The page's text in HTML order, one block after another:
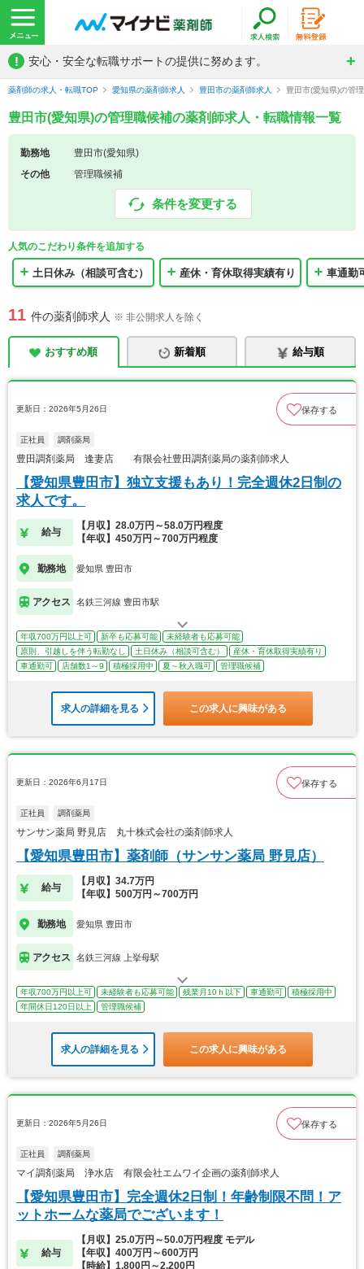
! 安心・安全な転職サポートの提供に努めます。
薬剤師の求人・転職TOP 愛知県の薬剤師求人 豊田市の薬剤師求人 豊田市(愛知県)の管
豊田市(愛知県)の管理職候補の薬剤師求人・転職情報一覧
勤務地
豊田市(愛知県)
その他
管理職候補
条件を変更する
人気のこだわり条件を追加する
土日休み（相談可含む） 産休・育休取得実績有り 車通勤
11 件の薬剤師求人 ※ 非公開求人を除く
おすすめ順 新着順 給与順
更新日：2026年5月26日 保存する
正社員 調剤薬局
豊田調剤薬局 逢妻店 有限会社豊田調剤薬局の薬剤師求人
【愛知県豊田市】独立支援もあり！完全週休2日制の
求人です。
給与
【月収】28.0万円～58.0万円程度
【年収】450万円～700万円程度
勤務地 愛知県 豊田市
アクセス 名鉄三河線 豊田市駅
年収700万円以上可 新卒も応募可能
未経験者も応募可能
原則、引越しを伴う転勤なし
土日休み（相談可含む）
産休・育休取得実績有り
車通勤可
店舗数1～9 積極採用中 夏～秋入職可 管理職候補
求人の詳細を見る この求人に興味がある
更新日：2026年6月17日 保存する
正社員 調剤薬局
サンサン薬局 野見店 丸十株式会社の薬剤師求人
【愛知県豊田市】薬剤師（サンサン薬局 野見店）
給与
【月収】34.7万円
【年収】500万円～700万円
勤務地 愛知県 豊田市
アクセス 名鉄三河線 上挙母駅
年収700万円以上可 未経験者も応募可能 残業月10ｈ以下 車通勤可
積極採用中
年間休日120日以上
管理職候補
求人の詳細を見る この求人に興味がある
更新日：2026年5月26日 保存する
正社員 調剤薬局
マイ調剤薬局 浄水店 有限会社エムワイ企画の薬剤師求人
【愛知県豊田市】完全週休2日制！年齢制限不問！ア
ットホームな薬局でございます！
給与
【月収】25.0万円～50.0万円程度 モデル
【年収】400万円～600万円
【時給】1,800円～2,200円